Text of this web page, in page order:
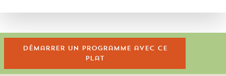
Démarrer un programme avec ce
plat